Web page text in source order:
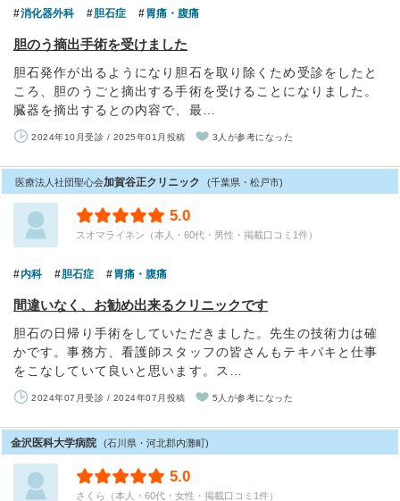
消化器外科 胆石症 胃痛・腹痛
胆のう摘出手術を受けました
胆石発作が出るようになり胆石を取り除くため受診をしたと
ころ、胆のうごと摘出する手術を受けることになりました。
臓器を摘出するとの内容で、最…
2024年10月受診 / 2025年01月投稿 3人が参考になった
医療法人社団聖心会加賀谷正クリニック (千葉県・松戸市)
5.0
スオマライネン（本人・60代・男性・掲載口コミ1件）
内科 胆石症 胃痛・腹痛
間違いなく、お勧め出来るクリニックです
胆石の日帰り手術をしていただきました。先生の技術力は確
かです。事務方、看護師スタッフの皆さんもテキパキと仕事
をこなしていて良いと思います。ス…
2024年07月受診 / 2024年07月投稿 5人が参考になった
金沢医科大学病院 (石川県・河北郡内灘町)
5.0
さくら（本人・60代・女性・掲載口コミ1件）